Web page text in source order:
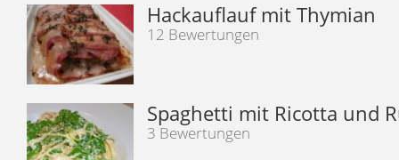
Hackauflauf mit Thymian
12 Bewertungen
Spaghetti mit Ricotta und
3 Bewertungen